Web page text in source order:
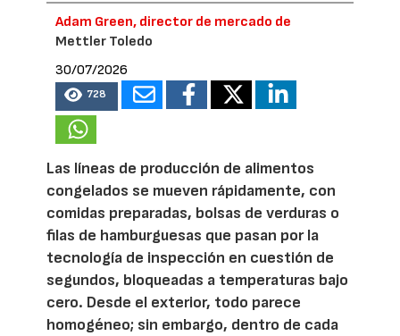
Adam Green, director de mercado de
Mettler Toledo
30/07/2026
728
Las líneas de producción de alimentos
congelados se mueven rápidamente, con
comidas preparadas, bolsas de verduras o
filas de hamburguesas que pasan por la
tecnología de inspección en cuestión de
segundos, bloqueadas a temperaturas bajo
cero. Desde el exterior, todo parece
homogéneo; sin embargo, dentro de cada